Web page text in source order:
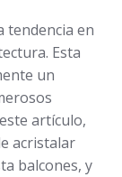
tendencia en
Esta
un
artículo,
acristalar
balcones, y